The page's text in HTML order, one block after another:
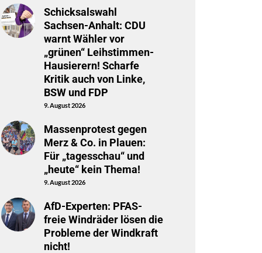
Schicksalswahl
Sachsen-Anhalt: CDU
warnt Wähler vor
„grünen“ Leihstimmen-
Hausierern! Scharfe
Kritik auch von Linke,
BSW und FDP
9. August 2026
Massenprotest gegen
Merz & Co. in Plauen:
Für „tagesschau“ und
„heute“ kein Thema!
9. August 2026
AfD-Experten: PFAS-
freie Windräder lösen die
Probleme der Windkraft
nicht!